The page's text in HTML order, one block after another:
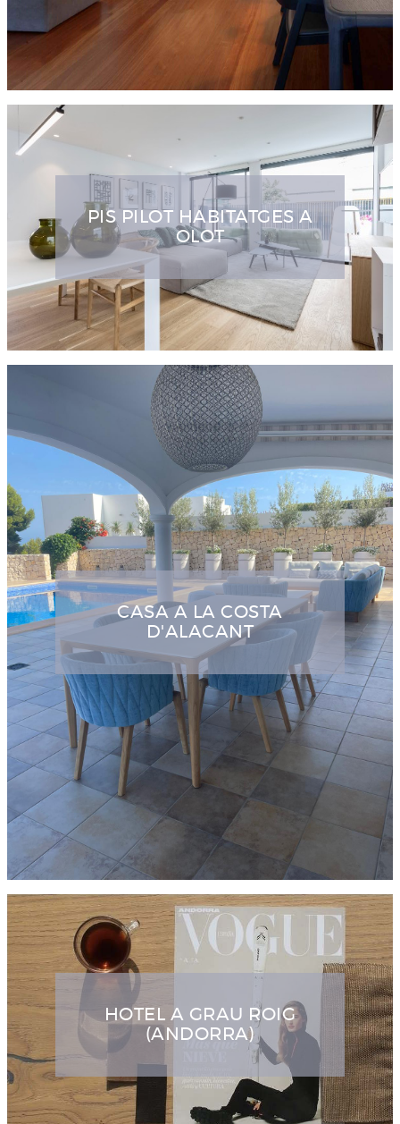
PIS PILOT HABITATGES A
OLOT
CASA A LA COSTA
D'ALACANT
HOTEL A GRAU ROIG
(ANDORRA)